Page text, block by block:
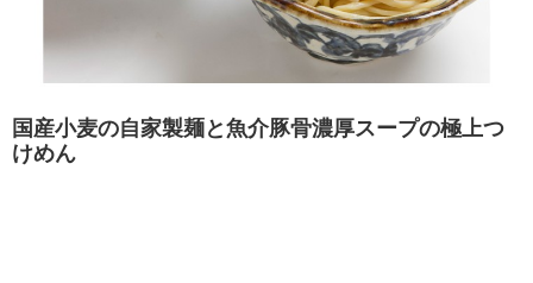
国産小麦の自家製麺と魚介豚骨濃厚スープの極上つ
けめん